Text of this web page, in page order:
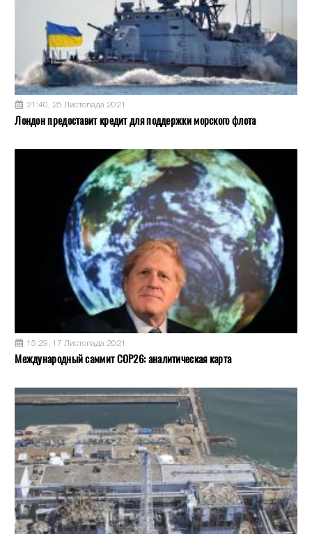
21:40, 25 Листопада 2021
Лондон предоставит кредит для поддержки морского флота
15:29, 17 Листопада 2021
Международный саммит COP26: аналитическая карта